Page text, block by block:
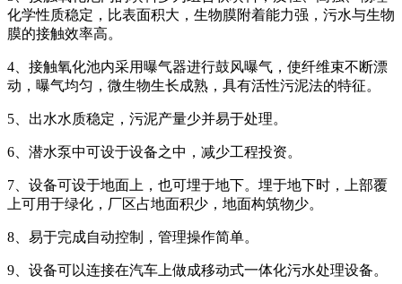
化学性质稳定，比表面积大，生物膜附着能力强，污水与生物
膜的接触效率高。
4、接触氧化池内采用曝气器进行鼓风曝气，使纤维束不断漂
动，曝气均匀，微生物生长成熟，具有活性污泥法的特征。
5、出水水质稳定，污泥产量少并易于处理。
6、潜水泵中可设于设备之中，减少工程投资。
7、设备可设于地面上，也可埋于地下。埋于地下时，上部覆
上可用于绿化，厂区占地面积少，地面构筑物少。
8、易于完成自动控制，管理操作简单。
9、设备可以连接在汽车上做成移动式一体化污水处理设备。